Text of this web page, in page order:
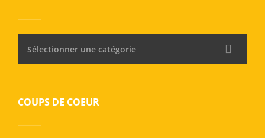
Sélectionner une catégorie
COUPS DE COEUR